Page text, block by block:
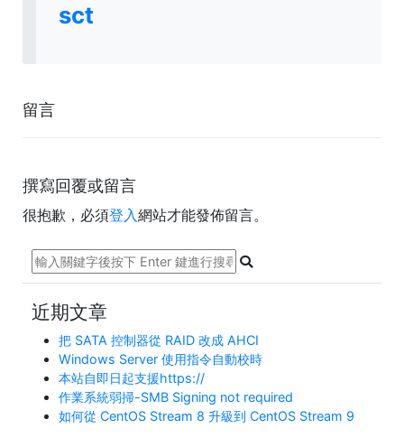
sct
留言
撰寫回覆或留言
很抱歉，必須登入網站才能發佈留言。
近期文章
把 SATA 控制器從 RAID 改成 AHCI
Windows Server 使用指令自動校時
本站自即日起支援https://
作業系統弱掃-SMB Signing not required
如何從 CentOS Stream 8 升級到 CentOS Stream 9